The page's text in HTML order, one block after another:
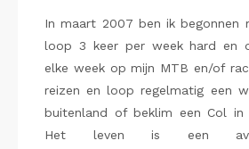
In maart 2007 ben ik begonnen
loop 3 keer per week hard en
elke week op mijn MTB en/of
reizen en loop regelmatig een
buitenland of beklim een Col in
Het leven is een